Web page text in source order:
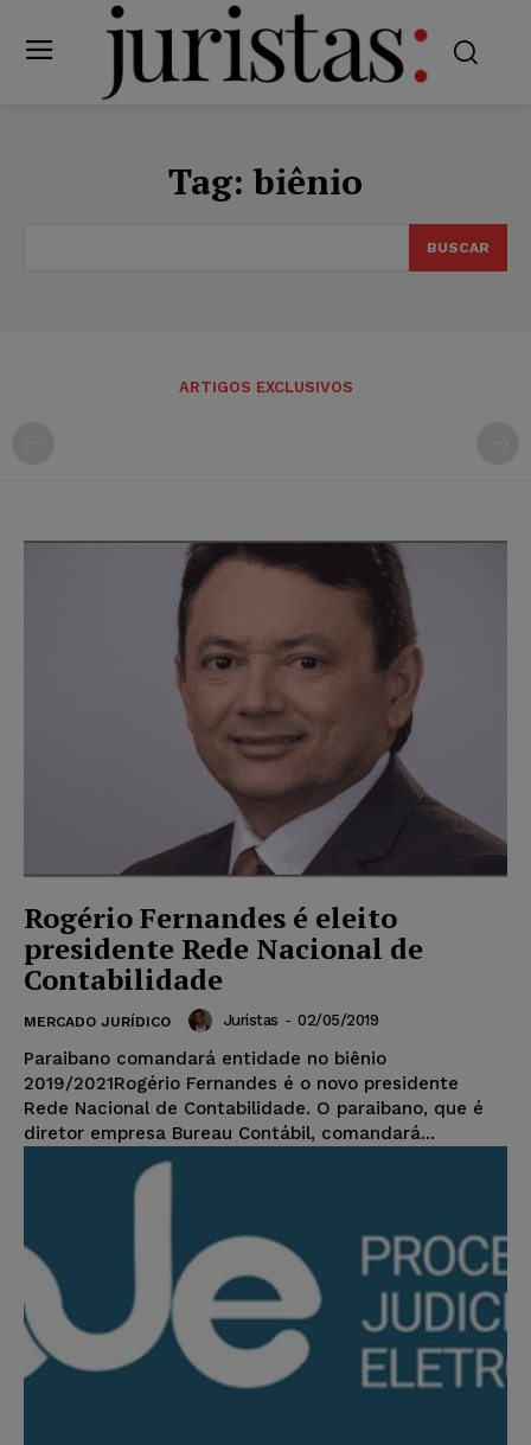
Tag:biênio
BUSCAR
ARTIGOS EXCLUSIVOS
Rogério Fernandes é eleito
presidente Rede Nacional de
Contabilidade
MERCADO JURÍDICO Juristas - 02/05/2019
Paraibano comandará entidade no biênio
2019/2021Rogério Fernandes é o novo presidente
Rede Nacional de Contabilidade. O paraibano, que é
diretor empresa Bureau Contábil, comandará...